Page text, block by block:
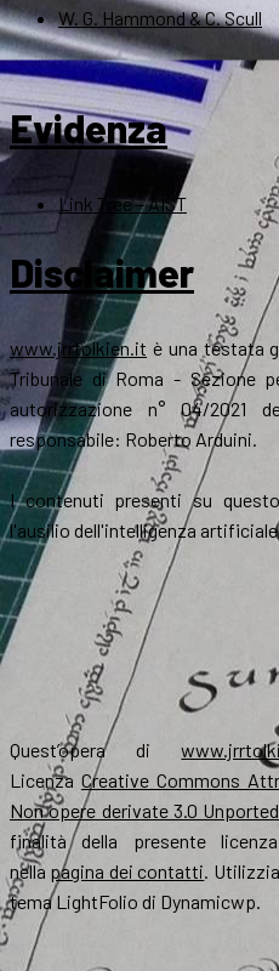
W. G. Hammond & C. Scull
Evidenza
Link Tree – AIST
Disclaimer
www.jrrtolkien.it è una testata
Tribunale di Roma - Sezione
autorizzazione n° 04/2021
responsabile: Roberto Arduini.
I contenuti presenti su
l'ausilio dell'intelligenza
Quest’opera di
Licenza Creative Commons
Non opere derivate 3.0 Unported
finalità della presente
nella pagina dei contatti.
tema LightFolio di Dynamicwp.